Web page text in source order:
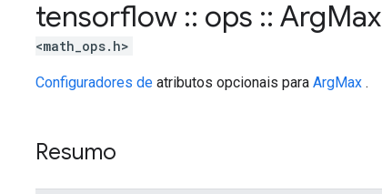
tensorflow :: ops :: ArgMax
<math_ops.h>
Configuradores de atributos opcionais para ArgMax .
Resumo